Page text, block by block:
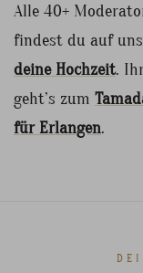
Alle 40+
findest du auf
deine Hochzeit.
geht’s zum
für Erlangen.